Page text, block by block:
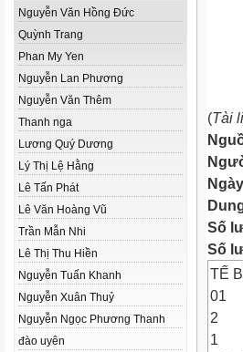
Nguyễn Văn Hồng Đức
Quỳnh Trang
Phan My Yen
Nguyễn Lan Phương
Nguyễn Văn Thêm
Thanh nga
Lương Quý Dương
Lý Thị Lệ Hằng
Lê Tấn Phát
Lê Văn Hoàng Vũ
Trần Mẫn Nhi
Lê Thị Thu Hiền
Nguyễn Tuấn Khanh
Nguyễn Xuân Thuỷ
Nguyễn Ngọc Phương Thanh
đào uyên
(Tài
Số
Số
TẾ
01
2
1